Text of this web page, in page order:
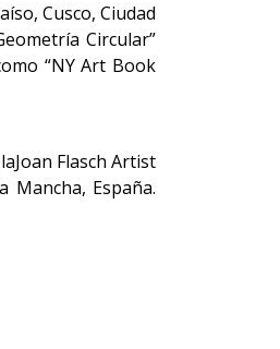
Cusco, Ciudad
Circular”
“NY Art Book
Flasch Artist
Mancha, España.